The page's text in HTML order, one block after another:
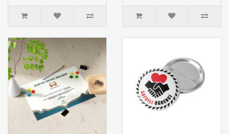
Öğrenc..